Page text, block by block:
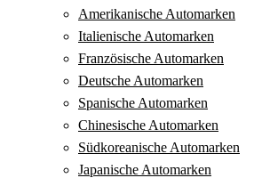
Amerikanische Automarken
Italienische Automarken
Französische Automarken
Deutsche Automarken
Spanische Automarken
Chinesische Automarken
Südkoreanische Automarken
Japanische Automarken